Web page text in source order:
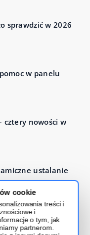
cookie
treści i
i
o tym, jak
partnerom.
sprawdzić w 2026
w panelu
cztery nowości w
ustalanie